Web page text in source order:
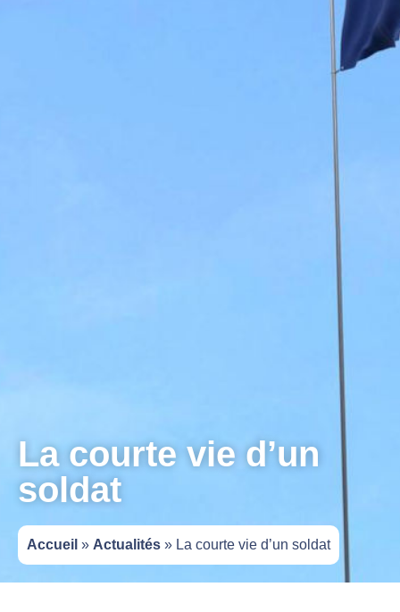
La courte vie d’un
soldat
Accueil » Actualités » La courte vie d’un soldat